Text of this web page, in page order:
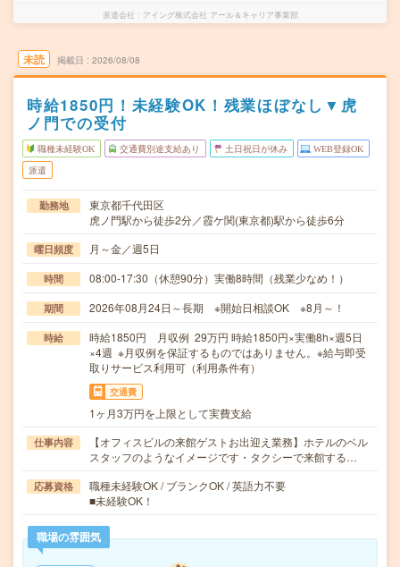
派遣会社 アイング株式会社 アール＆キャリア事業部
未読 掲載日 2026/08/08
時給1850円！未経験OK！残業ほぼなし▼虎
ノ門での受付
職種未経験OK 交通費別途支給あり 土日祝日が休み WEB登録OK
派遣
勤務地
東京都千代田区
虎ノ門駅から徒歩2分／霞ケ関(東京都)駅から徒歩6分
曜日頻度 月～金／週5日
時間 08:00-17:30（休憩90分）実働8時間（残業少なめ！）
期間 2026年08月24日～長期 ※開始日相談OK ※8月～！
時給
時給1850円 月収例 29万円 時給1850円×実働8h×週5日
×4週 ※月収例を保証するものではありません。※給与即受
取りサービス利用可（利用条件有）
交通費
1ヶ月3万円を上限として実費支給
仕事内容
【オフィスビルの来館ゲストお出迎え業務】ホテルのベル
スタッフのようなイメージです・タクシーで来館する…
応募資格
職種未経験OK / ブランクOK / 英語力不要
■未経験OK！
職場の雰囲気